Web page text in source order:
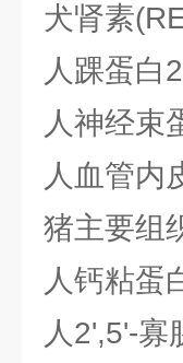
犬肾素
人踝蛋白
人神经束
人血管内
猪主要组
人钙粘蛋
人2',5'-